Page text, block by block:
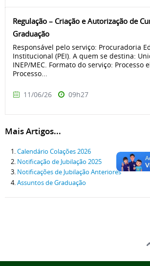
Regulação – Criação e Autorização de
Graduação
Responsável pelo serviço: Procuradoria
Institucional (PEI). A quem se destina:
INEP/MEC. Formato do serviço: Processo
Processo...
11/06/26 09h27
Mais Artigos...
Calendário Colações 2026
Notificação de Jubilação 2025
Notificações de Jubilação Anteriores
Assuntos de Graduação